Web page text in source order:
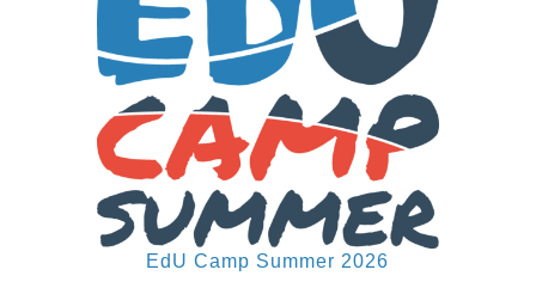
EdU Camp Summer 2026